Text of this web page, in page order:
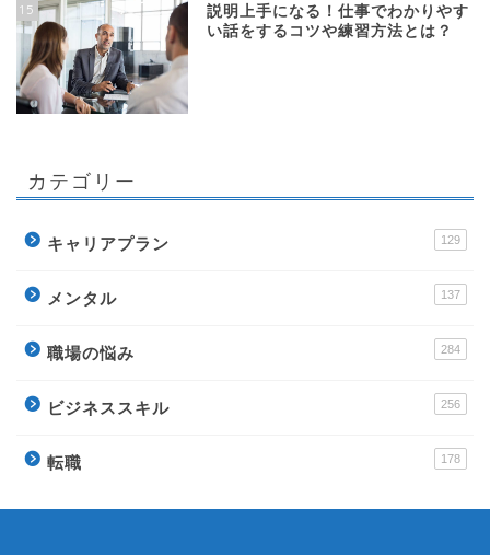
15
説明上手になる！仕事でわかりやす
い話をするコツや練習方法とは？
カテゴリー
キャリアプラン 129
メンタル 137
職場の悩み 284
ビジネススキル 256
転職 178